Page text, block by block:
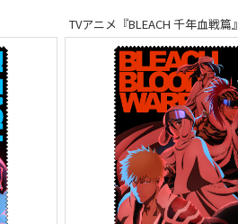
TVアニメ『BLEACH 千年血戦篇』